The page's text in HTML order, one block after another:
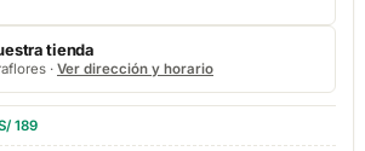
tienda
· Ver dirección y horario
189